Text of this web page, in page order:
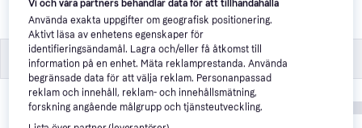
3 236 kr
Specifikationer Specifikationer
Design
Skrivbordslamp
Vi och våra partners behandlar data för att tillhandahålla
Använda exakta uppgifter om geografisk positionering.
Aktivt läsa av enhetens egenskaper för
identifieringsändamål. Lagra och/eller få åtkomst till
information på en enhet. Mäta reklamprestanda. Använda
begränsade data för att välja reklam. Personanpassad
reklam och innehåll, reklam- och innehållsmätning,
forskning angående målgrupp och tjänsteutveckling.